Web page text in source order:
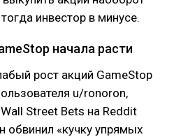
инвестор в минусе.
начала расти
рост акций GameStop
u/ronoron,
Street Bets на Reddit
обвинил «кучку упрямых